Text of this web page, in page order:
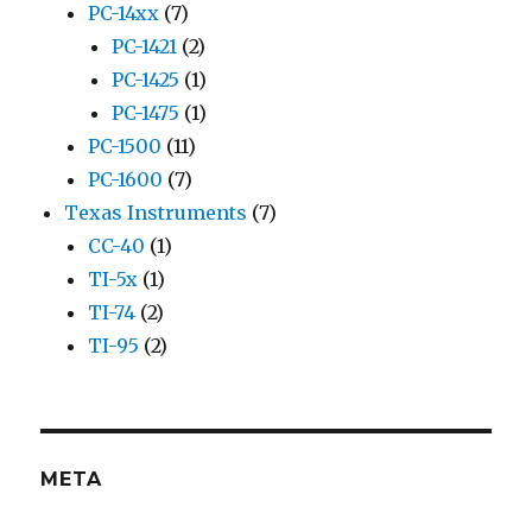
PC-14xx (7)
PC-1421 (2)
PC-1425 (1)
PC-1475 (1)
PC-1500 (11)
PC-1600 (7)
Texas Instruments (7)
CC-40 (1)
TI-5x (1)
TI-74 (2)
TI-95 (2)
META